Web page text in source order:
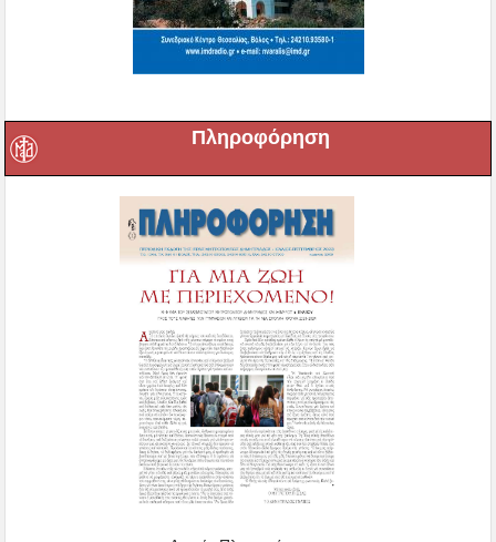
Πληροφόρηση